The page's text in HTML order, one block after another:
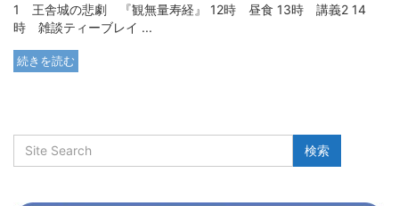
1 王舎城の悲劇 『観無量寿経』 12時 昼食 13時 講義2 14
時 雑談ティーブレイ ...
続きを読む